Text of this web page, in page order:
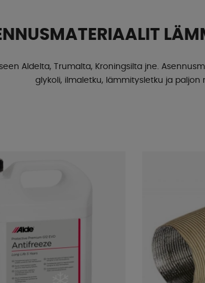
Aldelta, Trumalta, Kroningsilta jne.
glykoli, ilmaletku, lämmitysletku ja paljon